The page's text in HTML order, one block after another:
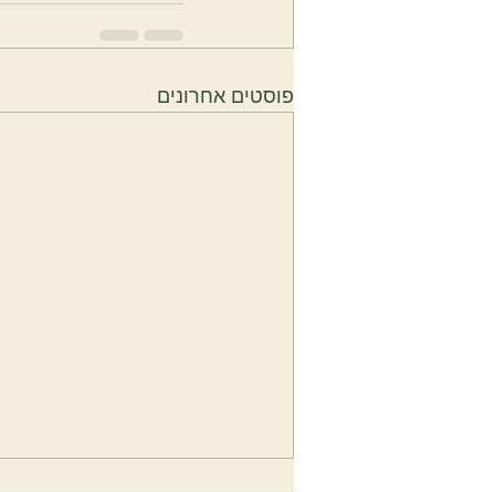
פוסטים אחרונים